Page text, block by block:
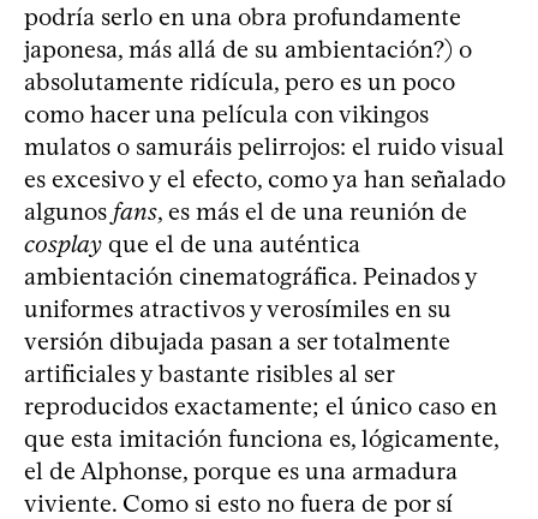
podría serlo en una obra profundamente
japonesa, más allá de su ambientación?) o
absolutamente ridícula, pero es un poco
como hacer una película con vikingos
mulatos o samuráis pelirrojos: el ruido visual
es excesivo y el efecto, como ya han señalado
algunos fans, es más el de una reunión de
cosplay que el de una auténtica
ambientación cinematográfica. Peinados y
uniformes atractivos y verosímiles en su
versión dibujada pasan a ser totalmente
artificiales y bastante risibles al ser
reproducidos exactamente; el único caso en
que esta imitación funciona es, lógicamente,
el de Alphonse, porque es una armadura
viviente. Como si esto no fuera de por sí